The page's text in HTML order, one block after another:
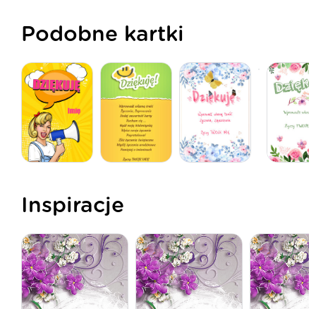
Podobne kartki
Inspiracje